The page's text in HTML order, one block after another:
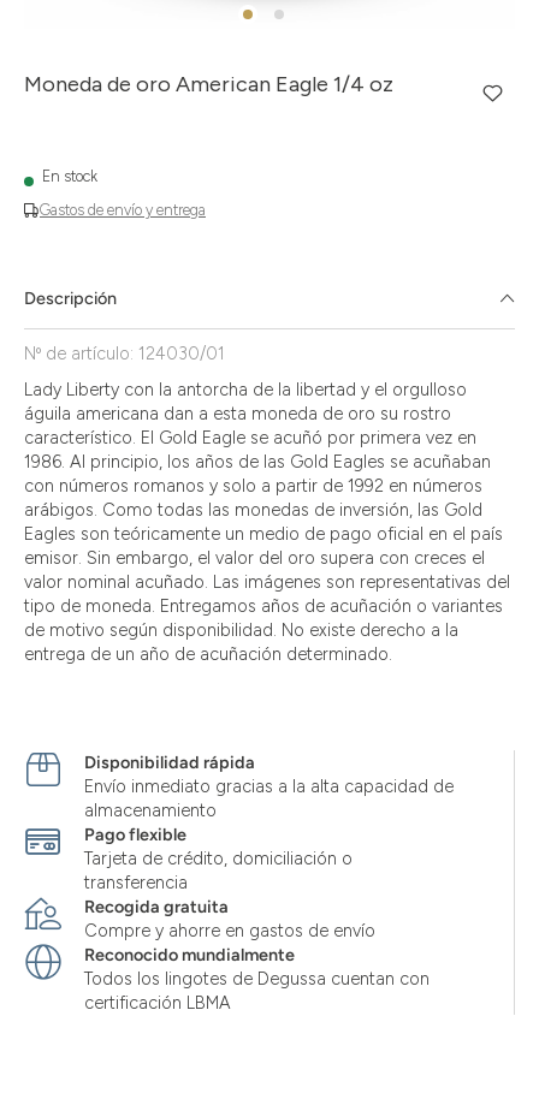
Moneda de oro American Eagle 1/4 oz
Gastos de envío y entrega
En stock
Descripción
Nº de artículo: 124030/01
Lady Liberty con la antorcha de la libertad y el orgulloso
águila americana dan a esta moneda de oro su rostro
característico. El Gold Eagle se acuñó por primera vez en
1986. Al principio, los años de las Gold Eagles se acuñaban
con números romanos y solo a partir de 1992 en números
arábigos. Como todas las monedas de inversión, las Gold
Eagles son teóricamente un medio de pago oficial en el país
emisor. Sin embargo, el valor del oro supera con creces el
valor nominal acuñado. Las imágenes son representativas del
tipo de moneda. Entregamos años de acuñación o variantes
de motivo según disponibilidad. No existe derecho a la
entrega de un año de acuñación determinado.
Disponibilidad rápida
Envío inmediato gracias a la alta capacidad de
almacenamiento
Pago flexible
Tarjeta de crédito, domiciliación o
transferencia
Recogida gratuita
Compre y ahorre en gastos de envío
Reconocido mundialmente
Todos los lingotes de Degussa cuentan con
certificación LBMA